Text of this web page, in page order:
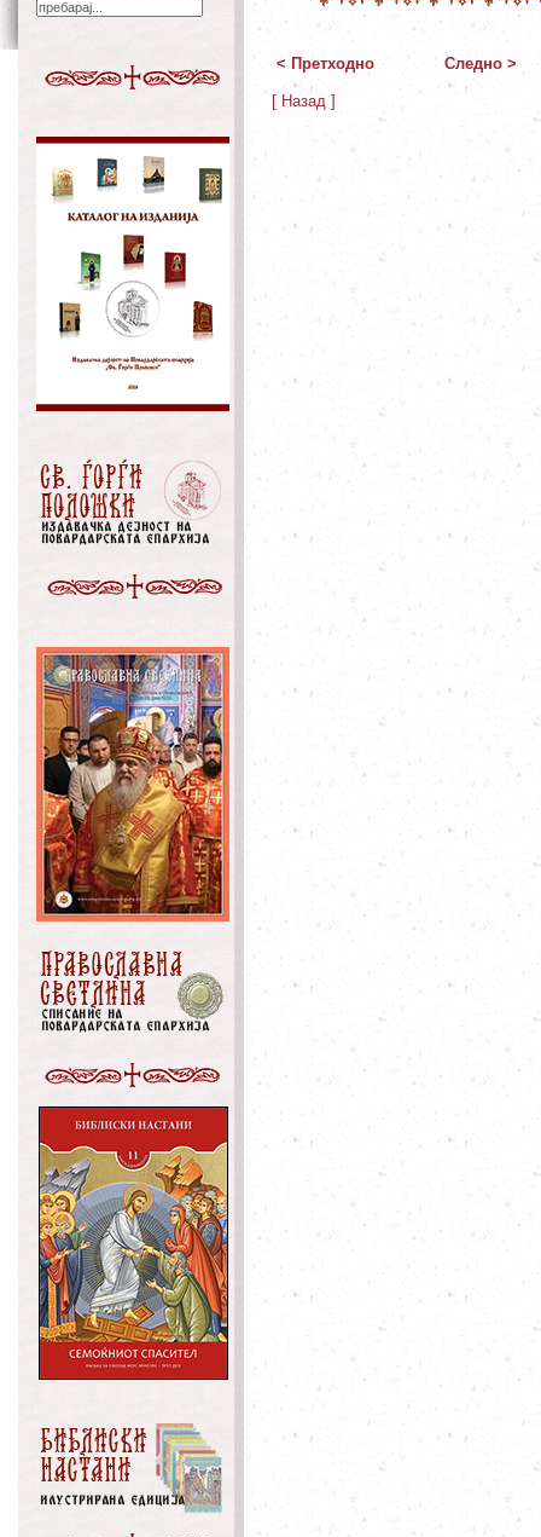
< Претходно Следно >
[ Назад ]